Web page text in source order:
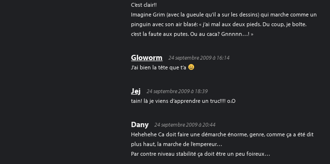
C’est clair!!
Imagine Grim (avec la gueule qu’il a sur les dessins) qui marche comme un
pinguin avec son air blasé: « j’ai mal aux deux pieds. Du coup, je boîte.
c’est la faute aux putes. Ou au caca? Gnnnnn…! »
Gloworm
24 septembre 2009 à 16:14
J’ai bien la tête que t’a
Jej
24 septembre 2009 à 18:39
tain! là je viens d’apprendre un truc!!!! o.O
Dany
24 septembre 2009 à 20:44
Hehehehe Ca doit faire une démarche énorme, genre, comme ça a été dit
plus haut, la marche de l’empereur…
Par contre niveau stabilité ça doit être un peu foireux…